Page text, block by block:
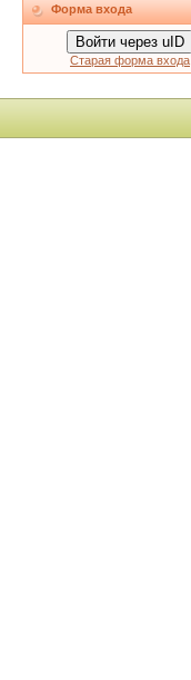
Форма входа
Войти через uID
Старая форма входа